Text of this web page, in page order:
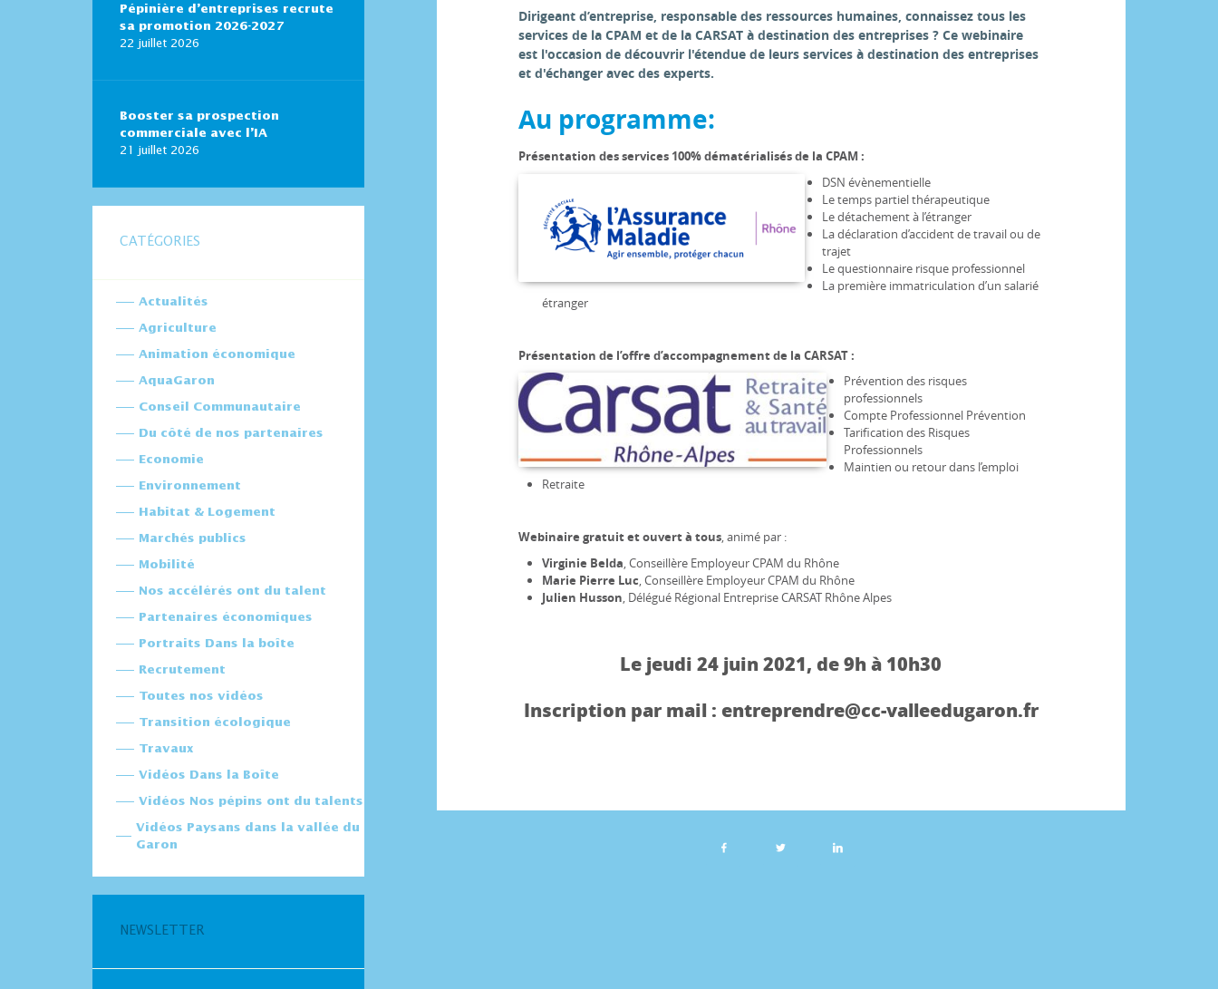
Pépinière d’entreprises recrute
sa promotion 2026-2027
22 juillet 2026
Booster sa prospection
commerciale avec l’IA
21 juillet 2026
CATÉGORIES
Actualités
Agriculture
Animation économique
AquaGaron
Conseil Communautaire
Du côté de nos partenaires
Economie
Environnement
Habitat & Logement
Marchés publics
Mobilité
Nos accélérés ont du talent
Partenaires économiques
Portraits Dans la boîte
Recrutement
Toutes nos vidéos
Transition écologique
Travaux
Vidéos Dans la Boîte
Vidéos Nos pépins ont du talents
Vidéos Paysans dans la vallée du
Garon
NEWSLETTER
Dirigeant d’entreprise, responsable des ressources humaines, connaissez tous les
services de la CPAM et de la CARSAT à destination des entreprises ? Ce webinaire
est l'occasion de découvrir l'étendue de leurs services à destination des entreprises
et d'échanger avec des experts.
Au programme:
Présentation des services 100% dématérialisés de la CPAM :
DSN évènementielle
Le temps partiel thérapeutique
Le détachement à l’étranger
La déclaration d’accident de travail ou de
trajet
Le questionnaire risque professionnel
La première immatriculation d’un salarié
étranger
Présentation de l’offre d’accompagnement de la CARSAT :
Prévention des risques
professionnels
Compte Professionnel Prévention
Tarification des Risques
Professionnels
Maintien ou retour dans l’emploi
Retraite
Webinaire gratuit et ouvert à tous, animé par :
Virginie Belda, Conseillère Employeur CPAM du Rhône
Marie Pierre Luc, Conseillère Employeur CPAM du Rhône
Julien Husson, Délégué Régional Entreprise CARSAT Rhône Alpes
Le jeudi 24 juin 2021, de 9h à 10h30
Inscription par mail : entreprendre@cc-valleedugaron.fr